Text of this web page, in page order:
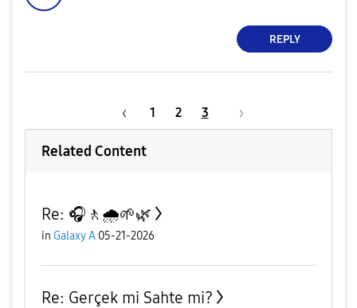
REPLY
1 2 3
Related Content
Re: 🎧🚶🌧️🌱🌿
in Galaxy A 05-21-2026
Re: Gerçek mi Sahte mi?